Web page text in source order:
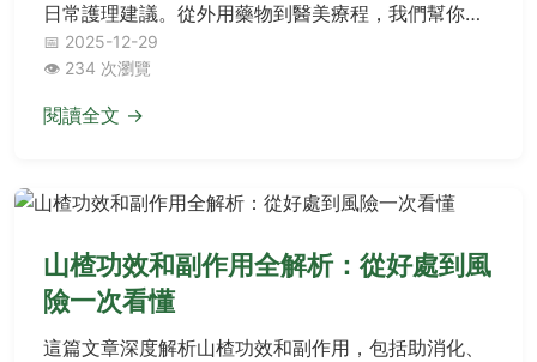
日常護理建議。從外用藥物到醫美療程，我們幫你全
面了解如何有效對抗痘痘，預防痘疤形成，重拾健康
肌膚。
📅 2025-12-29
👁️ 234 次瀏覽
閱讀全文 →
山楂功效和副作用全解析：從好處到風
險一次看懂
這篇文章深度解析山楂功效和副作用，包括助消化、